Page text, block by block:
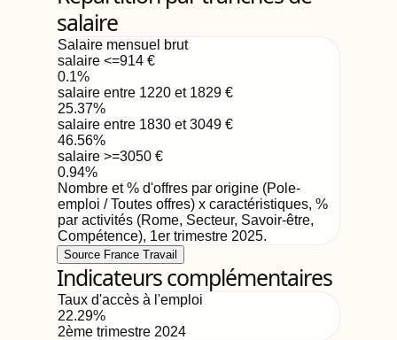
salaire
Salaire mensuel brut
salaire <=914 €
0.1%
salaire entre 1220 et 1829 €
25.37%
salaire entre 1830 et 3049 €
46.56%
salaire >=3050 €
0.94%
Nombre et % d'offres par origine (Pole-
emploi / Toutes offres) x caractéristiques, %
par activités (Rome, Secteur, Savoir-être,
Compétence), 1er trimestre 2025.
Source France Travail
Indicateurs complémentaires
Taux d'accès à l'emploi
22.29%
2ème trimestre 2024